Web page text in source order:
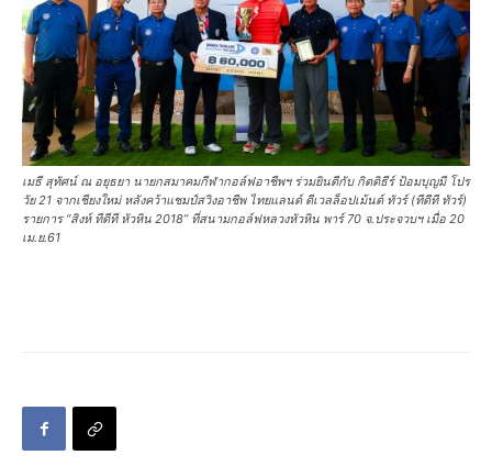
เมธี สุทัศน์ ณ อยุธยา นายกสมาคมกีฬากอล์ฟอาชีพฯ ร่วมยินดีกับ กิตติธีร์ ป้อมบุญมี โปร
วัย 21 จากเชียงใหม่ หลังคว้าแชมป์สวิงอาชีพ ไทยแลนด์ ดีเวลล็อปเม้นต์ ทัวร์ (ทีดีที ทัวร์)
รายการ “สิงห์ ทีดีที หัวหิน 2018” ที่สนามกอล์ฟหลวงหัวหิน พาร์ 70 จ.ประจวบฯ เมื่อ 20
เม.ย.61